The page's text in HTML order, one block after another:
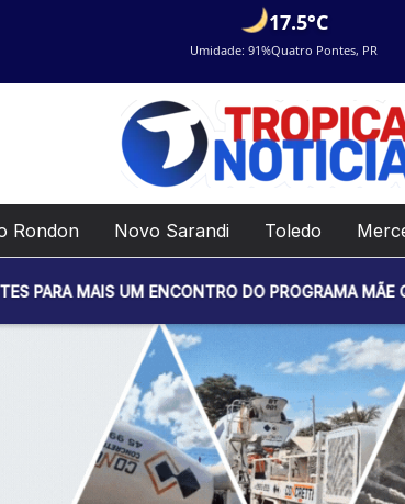
17.5°C
Umidade: 91%Quatro Pontes, PR
Rondon Novo Sarandi Toledo
ENCONTRO DO PROGRAMA MÃE